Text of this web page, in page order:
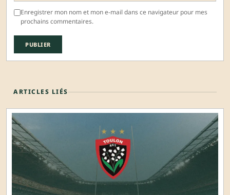
Enregistrer mon nom et mon e-mail dans ce navigateur pour mes
prochains commentaires.
ARTICLES LIÉS